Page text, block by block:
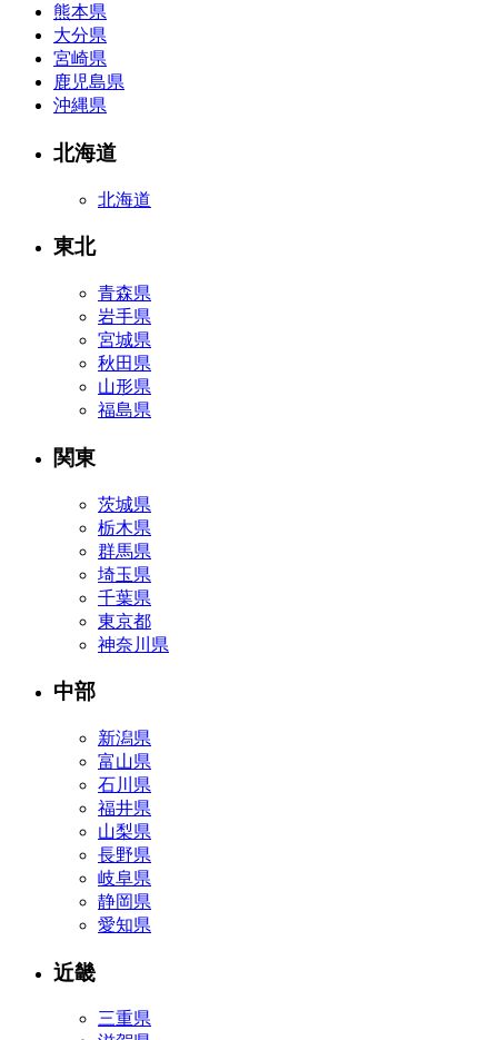
熊本県
大分県
宮崎県
鹿児島県
沖縄県
北海道
北海道
東北
青森県
岩手県
宮城県
秋田県
山形県
福島県
関東
茨城県
栃木県
群馬県
埼玉県
千葉県
東京都
神奈川県
中部
新潟県
富山県
石川県
福井県
山梨県
長野県
岐阜県
静岡県
愛知県
近畿
三重県